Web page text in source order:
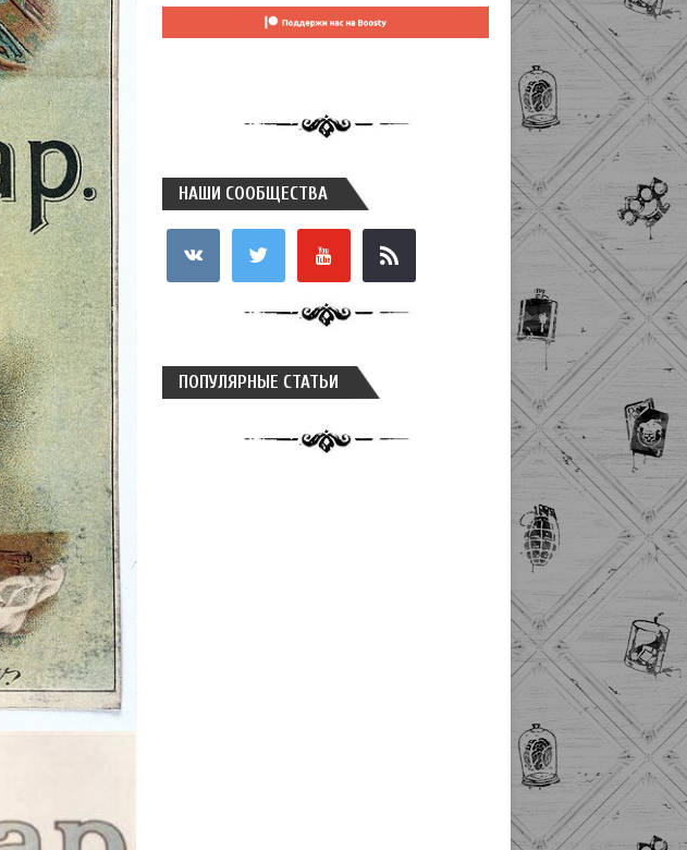
НАШИ СООБЩЕСТВА
ПОПУЛЯРНЫЕ СТАТЬИ